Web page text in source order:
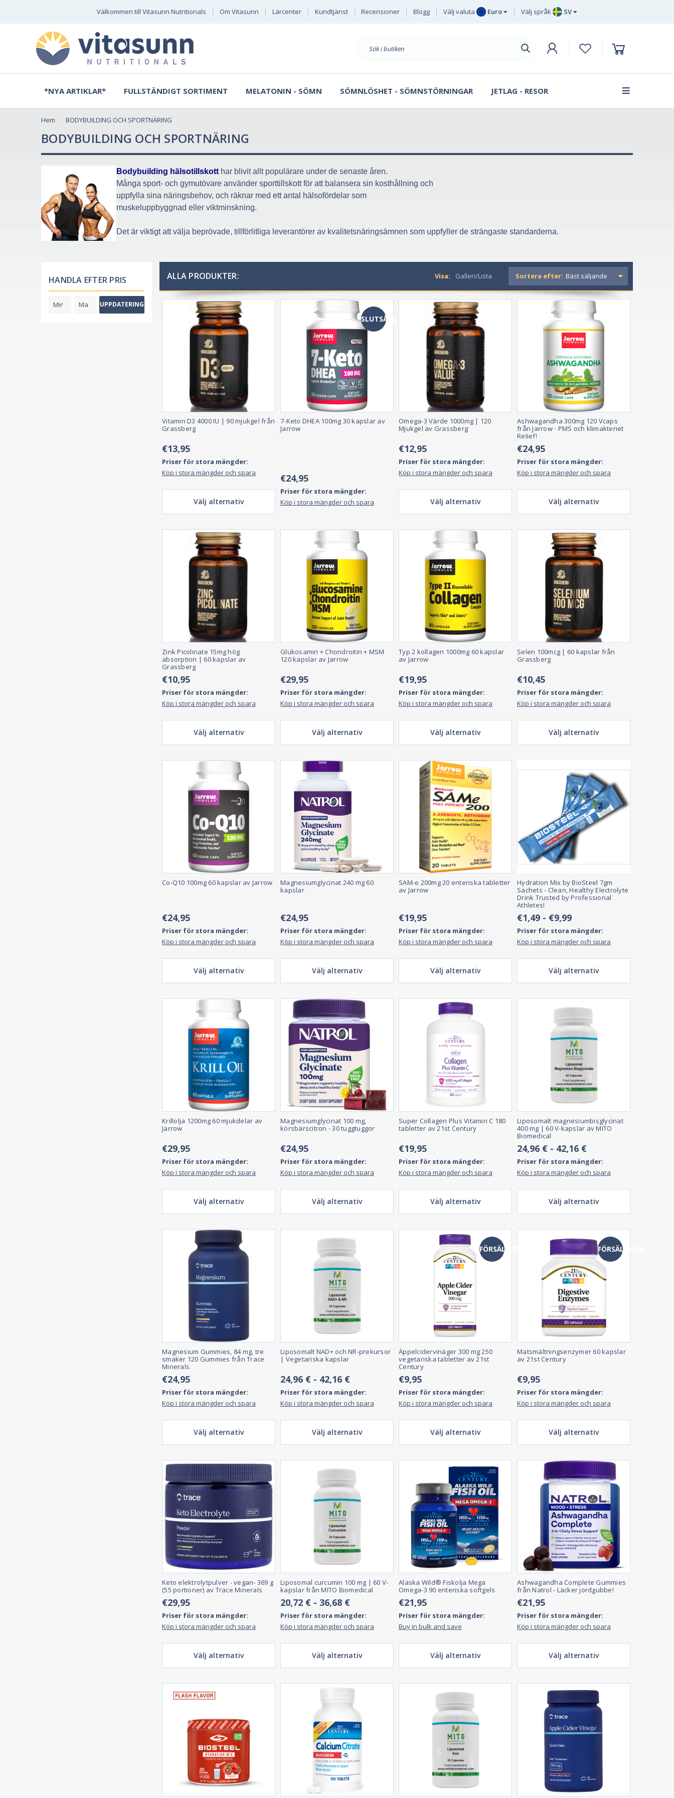
Välkommen till Vitasunn Nutritionals Om Vitasunn Lärcenter Kundtjänst Recensioner Blogg Välj valuta Euro
Svenska
Välj språk SV
FR
Sök
*NYA ARTIKLAR* FULLSTÄNDIGT SORTIMENT MELATONIN - SÖMN SÖMNLÖSHET - SÖMNSTÖRNINGAR JETLAG - RESOR
Hem BODYBUILDING OCH SPORTNÄRING
BODYBUILDING OCH SPORTNÄRING
Bodybuilding hälsotillskott har blivit allt populärare under de senaste åren.
Många sport- och gymutövare använder sporttillskott för att balansera sin kosthållning och
uppfylla sina näringsbehov, och räknar med ett antal hälsofördelar som
muskeluppbyggnad eller viktminskning.
Det är viktigt att välja beprövade, tillförlitliga leverantörer av kvalitetsnäringsämnen som uppfyller de strängaste standarderna.
HANDLA EFTER PRIS
UPPDATERING
ALLA PRODUKTER: Visa: Galleri/Lista Sortera efter:
Vitamin D3 4000 IU | 90 mjukgel från
Grassberg
€13,95
Priser för stora mängder:
Köp i stora mängder och spara
Välj alternativ
SLUTSÅLD
7-Keto DHEA 100mg 30 kapslar av
Jarrow
€24,95
Priser för stora mängder:
Köp i stora mängder och spara
Omega-3 Värde 1000mg | 120
Mjukgel av Grassberg
€12,95
Priser för stora mängder:
Köp i stora mängder och spara
Välj alternativ
Ashwagandha 300mg 120 Vcaps
från Jarrow - PMS och klimakteriet
Relief!
€24,95
Priser för stora mängder:
Köp i stora mängder och spara
Välj alternativ
Zink Picolinate 15mg hög
absorption | 60 kapslar av
Grassberg
€10,95
Priser för stora mängder:
Köp i stora mängder och spara
Välj alternativ
Glukosamin + Chondroitin + MSM
120 kapslar av Jarrow
€29,95
Priser för stora mängder:
Köp i stora mängder och spara
Välj alternativ
Typ 2 kollagen 1000mg 60 kapslar
av Jarrow
€19,95
Priser för stora mängder:
Köp i stora mängder och spara
Välj alternativ
Selen 100mcg | 60 kapslar från
Grassberg
€10,45
Priser för stora mängder:
Köp i stora mängder och spara
Välj alternativ
Co-Q10 100mg 60 kapslar av Jarrow
€24,95
Priser för stora mängder:
Köp i stora mängder och spara
Välj alternativ
Magnesiumglycinat 240 mg 60
kapslar
€24,95
Priser för stora mängder:
Köp i stora mängder och spara
Välj alternativ
SAM-e 200mg 20 enteriska tabletter
av Jarrow
€19,95
Priser för stora mängder:
Köp i stora mängder och spara
Välj alternativ
Hydration Mix by BioSteel 7gm
Sachets - Clean, Healthy Electrolyte
Drink Trusted by Professional
Athletes!
€1,49 - €9,99
Priser för stora mängder:
Köp i stora mängder och spara
Välj alternativ
Krillolja 1200mg 60 mjukdelar av
Jarrow
€29,95
Priser för stora mängder:
Köp i stora mängder och spara
Välj alternativ
Magnesiumglycinat 100 mg,
körsbärscitron - 30 tuggtuggor
€24,95
Priser för stora mängder:
Köp i stora mängder och spara
Välj alternativ
Super Collagen Plus Vitamin C 180
tabletter av 21st Century
€19,95
Priser för stora mängder:
Köp i stora mängder och spara
Välj alternativ
Liposomalt magnesiumbisglycinat
400 mg | 60 V-kapslar av MITO
Biomedical
24,96 € - 42,16 €
Priser för stora mängder:
Köp i stora mängder och spara
Välj alternativ
Magnesium Gummies, 84 mg, tre
smaker 120 Gummies från Trace
Minerals
€24,95
Priser för stora mängder:
Köp i stora mängder och spara
Välj alternativ
Liposomalt NAD+ och NR-prekursor
| Vegetariska kapslar
24,96 € - 42,16 €
Priser för stora mängder:
Köp i stora mängder och spara
Välj alternativ
FÖRSÄLJNING
Äppelcidervinäger 300 mg 250
vegetariska tabletter av 21st
Century
€9,95
Priser för stora mängder:
Köp i stora mängder och spara
Välj alternativ
FÖRSÄLJNING
Matsmältningsenzymer 60 kapslar
av 21st Century
€9,95
Priser för stora mängder:
Köp i stora mängder och spara
Välj alternativ
Keto elektrolytpulver - vegan- 369 g
(55 portioner) av Trace Minerals
€29,95
Priser för stora mängder:
Köp i stora mängder och spara
Välj alternativ
Liposomal curcumin 100 mg | 60 V-
kapslar från MITO Biomedical
20,72 € - 36,68 €
Priser för stora mängder:
Köp i stora mängder och spara
Välj alternativ
Alaska Wild® Fiskolja Mega
Omega-3 90 enteriska softgels
€21,95
Priser för stora mängder:
Buy in bulk and save
Välj alternativ
Ashwagandha Complete Gummies
från Natrol - Läcker jordgubbe!
€21,95
Priser för stora mängder:
Köp i stora mängder och spara
Välj alternativ